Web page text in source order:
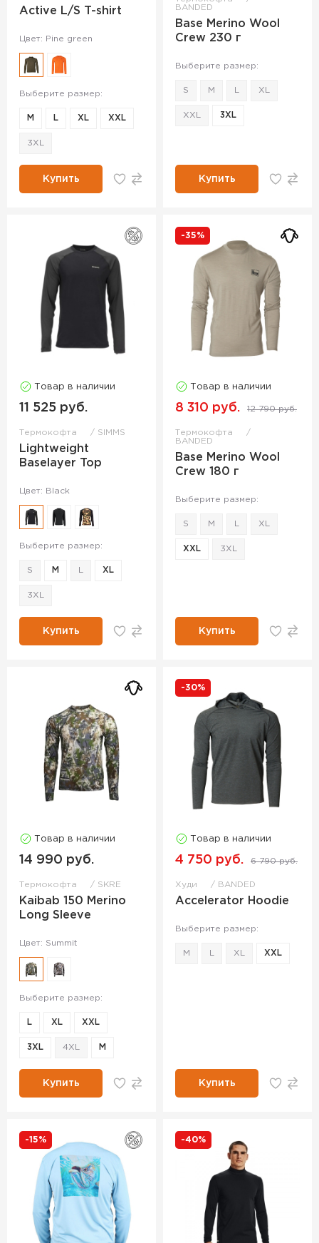
Active L/S T-shirt
Цвет: Pine green
Выберите размер:
M L XL XXL
3XL
Купить
BANDED
Base Merino Wool
Crew 230 г
Выберите размер:
S M XL
XXL 3XL
Купить
Товар в наличии
11 525 руб.
Термокофта SIMMS
Lightweight
Baselayer Top
Цвет: Black
Выберите размер:
S M XL
3XL
Купить
-35%
Товар в наличии
8 310 руб. 12 790 руб.
Термокофта
BANDED
Base Merino Wool
Crew 180 г
Выберите размер:
S M XL
XXL 3XL
Купить
Товар в наличии
14 990 руб.
Термокофта SKRE
Kaibab 150 Merino
Long Sleeve
Цвет: Summit
Выберите размер:
L XL XXL
3XL 4XL М
Купить
-30%
Товар в наличии
4 750 руб. 6 790 руб.
Худи BANDED
Accelerator Hoodie
Выберите размер:
M XL XXL
Купить
-15% -40%